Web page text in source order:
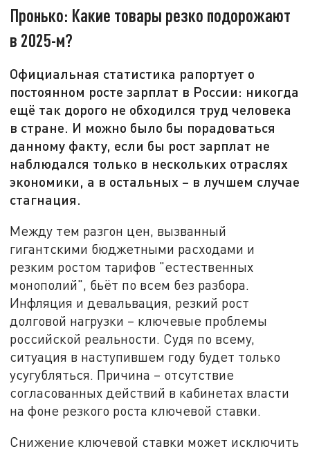
Пронько: Какие товары резко подорожают
в 2025-м?
Официальная статистика рапортует о
постоянном росте зарплат в России: никогда
ещё так дорого не обходился труд человека
в стране. И можно было бы порадоваться
данному факту, если бы рост зарплат не
наблюдался только в нескольких отраслях
экономики, а в остальных – в лучшем случае
стагнация.
Между тем разгон цен, вызванный
гигантскими бюджетными расходами и
резким ростом тарифов "естественных
монополий", бьёт по всем без разбора.
Инфляция и девальвация, резкий рост
долговой нагрузки – ключевые проблемы
российской реальности. Судя по всему,
ситуация в наступившем году будет только
усугубляться. Причина – отсутствие
согласованных действий в кабинетах власти
на фоне резкого роста ключевой ставки.
Снижение ключевой ставки может исключить